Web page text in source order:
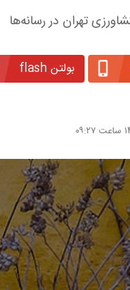
تهران در رسانه‌ها
بولتن flash